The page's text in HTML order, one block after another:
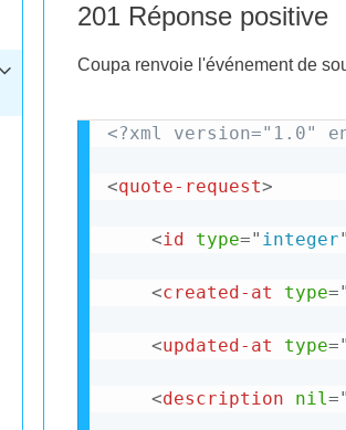
201 Réponse positive
Coupa renvoie l'événement de
<?xml version="1.0"
<quote-request>
<id type=" integer"
<created-at type="
<updated-at type="
<description nil="